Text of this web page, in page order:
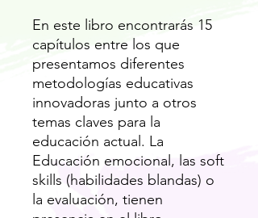
En este libro encontrarás 15
capítulos entre los que
presentamos diferentes
metodologías educativas
innovadoras junto a otros
temas claves para la
educación actual. La
Educación emocional, las soft
skills (habilidades blandas) o
la evaluación, tienen